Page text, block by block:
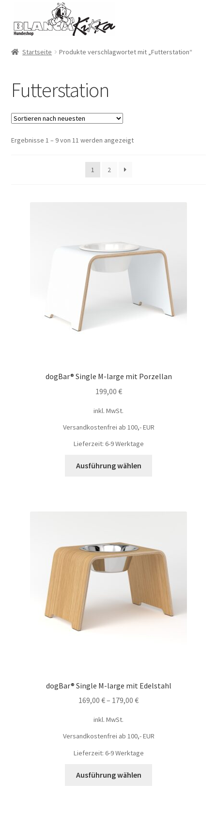
Navigation
springen
Inhalt
springen
Startseite Produkte verschlagwortet mit „Futterstation“
Futterstation
Ergebnisse 1 – 9 von 11 werden angezeigt
1 2
dogBar® Single M-large mit Porzellan
199,00 €
inkl. MwSt.
Versandkostenfrei ab 100,- EUR
Lieferzeit: 6-9 Werktage
Ausführung wählen
dogBar® Single M-large mit Edelstahl
169,00 €– 179,00 €
inkl. MwSt.
Versandkostenfrei ab 100,- EUR
Lieferzeit: 6-9 Werktage
Ausführung wählen